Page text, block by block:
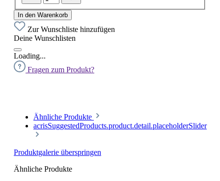
In den Warenkorb
Zur Wunschliste hinzufügen
Deine Wunschlisten
Loading...
Fragen zum Produkt?
Ähnliche Produkte
acrisSuggestedProducts.product.detail.placeholderSlider
Produktgalerie überspringen
Ähnliche Produkte